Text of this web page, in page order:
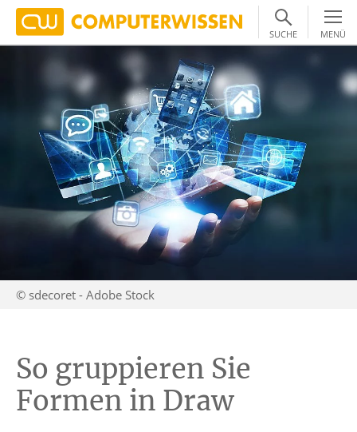
SUCHE MENÜ
© sdecoret - Adobe Stock
So gruppieren Sie
Formen in Draw